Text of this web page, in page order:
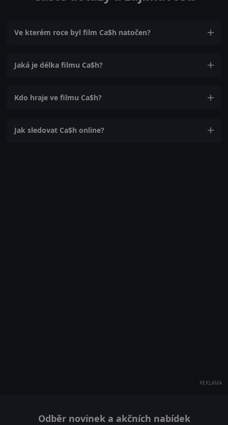
Ve kterém roce byl film Ca$h natočen?
Jaká je délka filmu Ca$h?
Kdo hraje ve filmu Ca$h?
Jak sledovat Ca$h online?
REKLAMA
Odběr novinek a akčních nabídek